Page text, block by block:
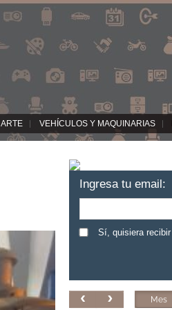
ARTE VEHÍCULOS Y MAQUINARIAS
Ingresa tu email:
Sí, quisiera
Mes